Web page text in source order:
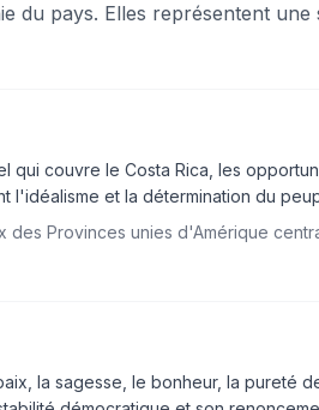
du pays. Elles représentent
qui couvre le Costa Rica, les
l'idéalisme et la détermination du
des Provinces unies d'Amérique
la sagesse, le bonheur, la pureté